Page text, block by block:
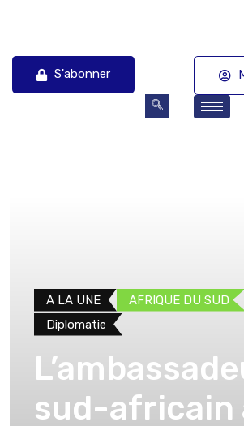
S'abonner
A LA UNE
AFRIQUE DU SUD
Diplomatie
sud-africain